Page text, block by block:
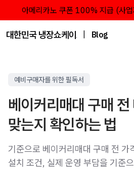
아메리카노 쿠폰 100% 지급 (사업
대한민국 냉장쇼케이스 점유율 1위
Blog
예비구매자를 위한 필독서
베이커리매대 구매 전
맞는지 확인하는 법
기준으로 베이커리매대 구매 전 가
설치 조건, 실제 운영 부담을 기준